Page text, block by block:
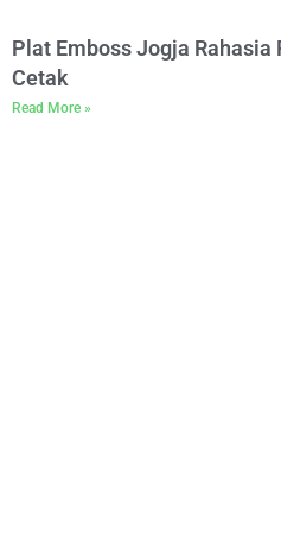
Plat Emboss Jogja Rahasia
Cetak
Read More »